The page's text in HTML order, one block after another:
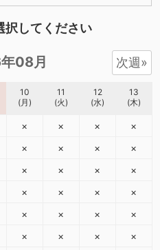
択してください
08月 次週»
10
(月)
×
×
×
×
×
×
11
(火)
×
×
×
×
×
×
12
(水)
×
×
×
×
×
×
13
(木)
×
×
×
×
×
×